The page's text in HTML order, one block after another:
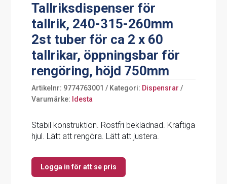
Tallriksdispenser för
tallrik, 240-315-260mm
2st tuber för ca 2 x 60
tallrikar, öppningsbar för
rengöring, höjd 750mm
Artikelnr: 9774763001 Kategori: Dispensrar
Varumärke: Idesta
Stabil konstruktion. Rostfri beklädnad. Kraftiga
hjul. Lätt att rengöra. Lätt att justera.
Logga in för att se pris